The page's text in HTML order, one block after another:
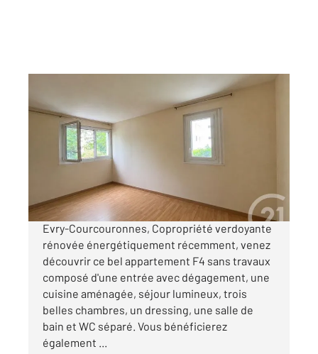
76,40 m2, 4 pièces
Ref : 5524
Appartement F4 à vendre
165 000 €
Visiter le site dédié
Evry-Courcouronnes, Copropriété verdoyante
rénovée énergétiquement récemment, venez
découvrir ce bel appartement F4 sans travaux
composé d'une entrée avec dégagement, une
cuisine aménagée, séjour lumineux, trois
belles chambres, un dressing, une salle de
bain et WC séparé. Vous bénéficierez
également ...